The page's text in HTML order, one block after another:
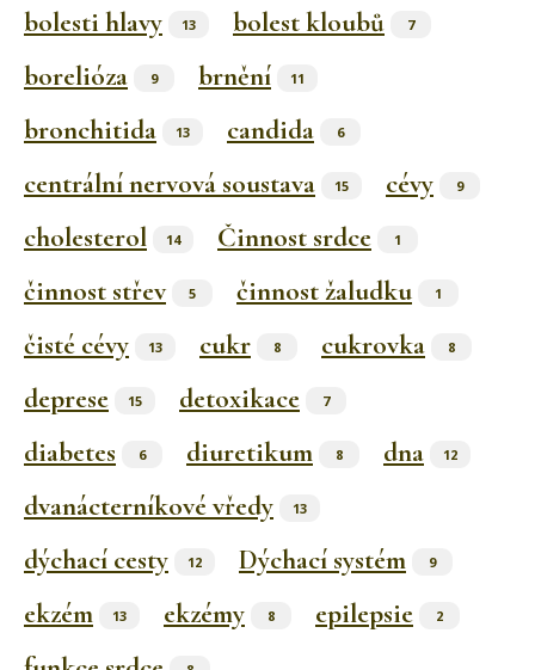
bolesti hlavy 13 bolest kloubů 7
borelióza 9 brnění 11
bronchitida 13 candida 6
centrální nervová soustava 15 cévy 9
cholesterol 14 Činnost srdce 1
činnost střev 5 činnost žaludku 1
čisté cévy 13 cukr 8 cukrovka 8
deprese 15 detoxikace 7
diabetes 6 diuretikum 8 dna 12
dvanácterníkové vředy 13
dýchací cesty 12 Dýchací systém 9
ekzém 13 ekzémy 8 epilepsie 2